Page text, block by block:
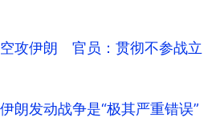
攻伊朗 官员：贯彻不参战立
朗发动战争是“极其严重错误”